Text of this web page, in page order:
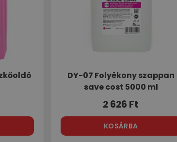
DY-07 Folyékony szappan
save cost 5000 ml
2 626 Ft
KOSÁRBA